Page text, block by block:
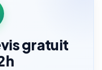
gratuit